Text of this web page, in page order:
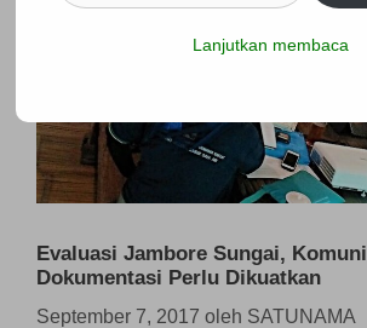
Evaluasi Jambore Sungai,
Dokumentasi Perlu Dikuatkan
September 7, 2017 oleh SATUNAMA
Lanjutkan membaca